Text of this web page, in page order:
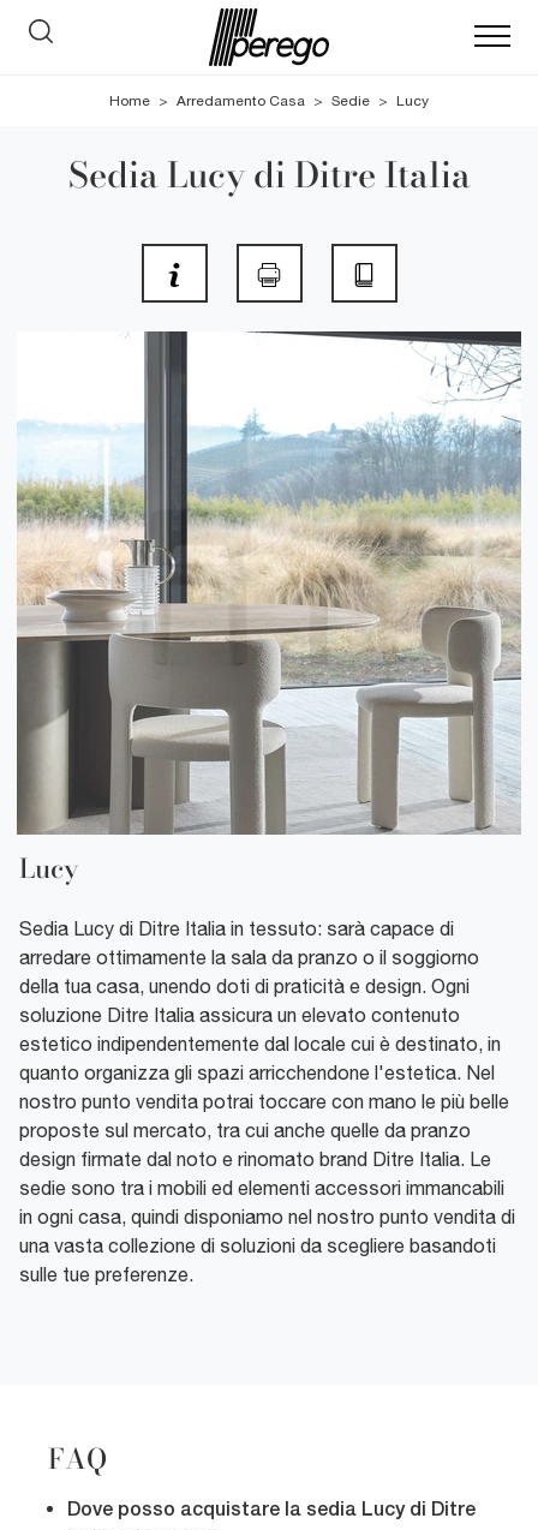
Home > Arredamento Casa > Sedie > Lucy
Sedia Lucy di Ditre Italia
Lucy
Sedia Lucy di Ditre Italia in tessuto: sarà capace di
arredare ottimamente la sala da pranzo o il soggiorno
della tua casa, unendo doti di praticità e design. Ogni
soluzione Ditre Italia assicura un elevato contenuto
estetico indipendentemente dal locale cui è destinato, in
quanto organizza gli spazi arricchendone l'estetica. Nel
nostro punto vendita potrai toccare con mano le più belle
proposte sul mercato, tra cui anche quelle da pranzo
design firmate dal noto e rinomato brand Ditre Italia. Le
sedie sono tra i mobili ed elementi accessori immancabili
in ogni casa, quindi disponiamo nel nostro punto vendita di
una vasta collezione di soluzioni da scegliere basandoti
sulle tue preferenze.
FAQ
Dove posso acquistare la sedia Lucy di Ditre